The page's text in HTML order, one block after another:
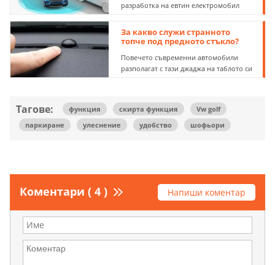
разработка на евтин електромобил
За какво служи странното
топче под предното стъкло?
Повечето съвременни автомобили
разполагат с тази джаджа на таблото си
Тагове: функция скирта функция
Vw golf
паркиране
улеснение удобство шофьори
Коментари ( 4 ) Напиши коментар